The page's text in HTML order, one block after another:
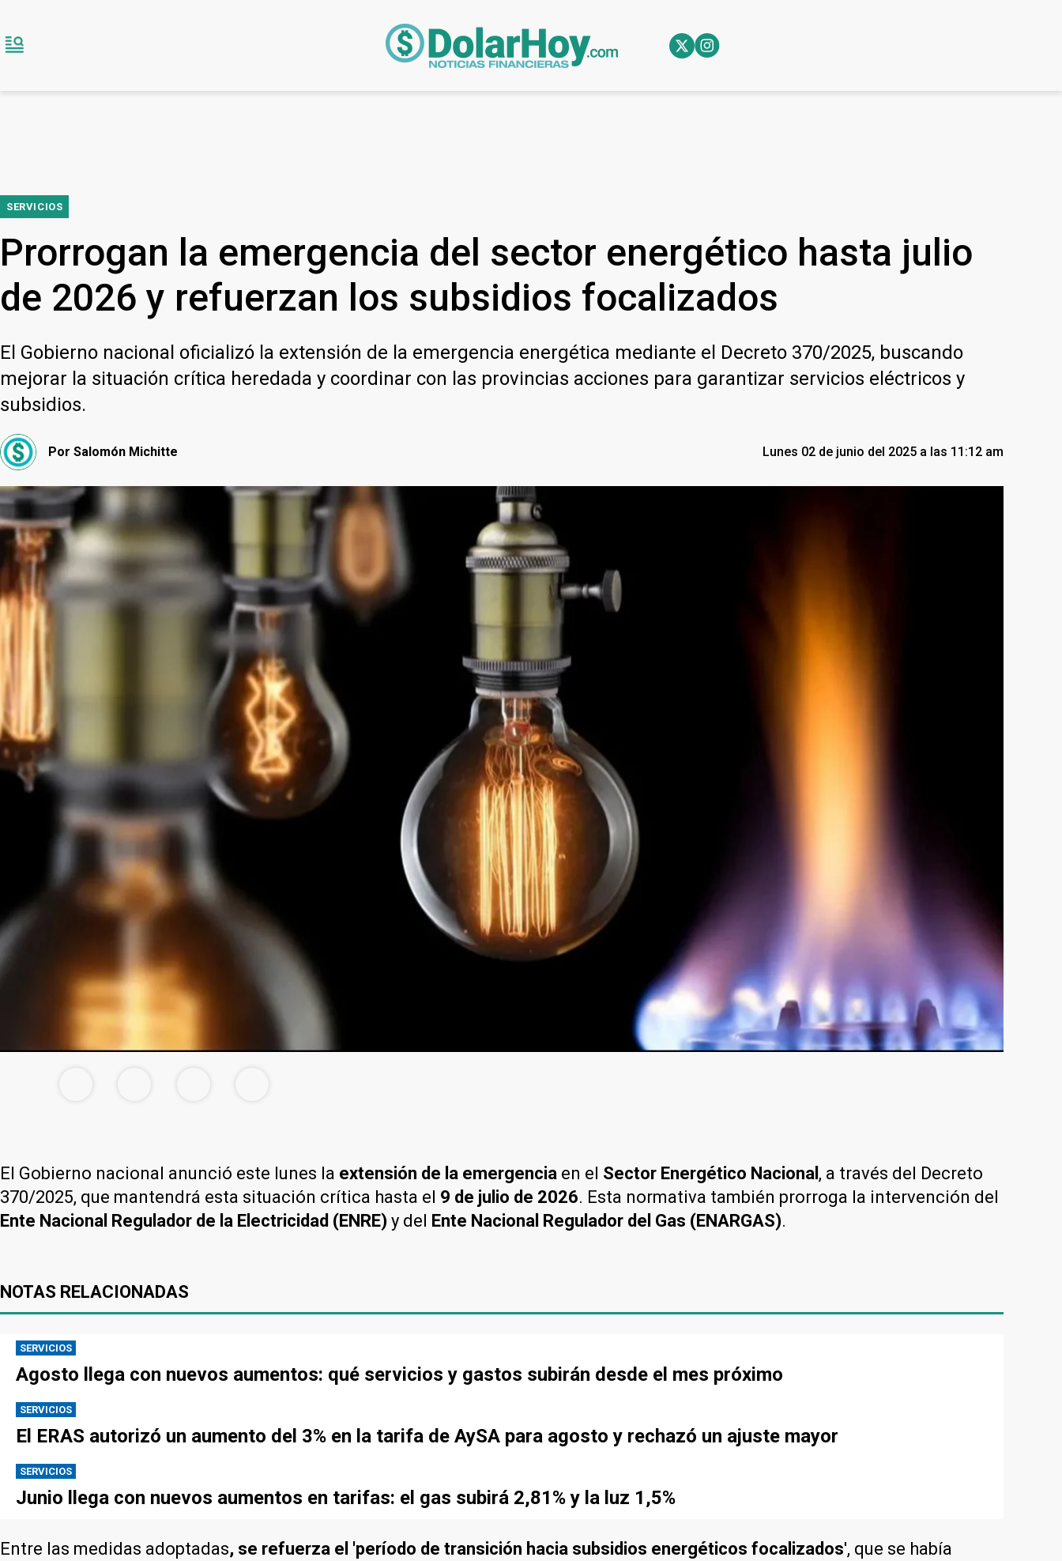
SERVICIOS
Prorrogan la emergencia del sector energético hasta julio
de 2026 y refuerzan los subsidios focalizados
El Gobierno nacional oficializó la extensión de la emergencia energética mediante el Decreto 370/2025, buscando
mejorar la situación crítica heredada y coordinar con las provincias acciones para garantizar servicios eléctricos y
subsidios.
Por Salomón Michitte Lunes 02 de junio del 2025 a las 11:12 am
El Gobierno nacional anunció este lunes la extensión de la emergencia en el Sector Energético Nacional , a través del Decreto
370/2025, que mantendrá esta situación crítica hasta el 9 de julio de 2026. Esta normativa también prorroga la intervención del
Ente Nacional Regulador de la Electricidad (ENRE) y del Ente Nacional Regulador del Gas (ENARGAS).
NOTAS RELACIONADAS
SERVICIOS
Agosto llega con nuevos aumentos: qué servicios y gastos subirán desde el mes próximo
SERVICIOS
El ERAS autorizó un aumento del 3% en la tarifa de AySA para agosto y rechazó un ajuste mayor
SERVICIOS
Junio llega con nuevos aumentos en tarifas: el gas subirá 2,81% y la luz 1,5%
Entre las medidas adoptadas, se refuerza el 'período de transición hacia subsidios energéticos focalizados', que se había